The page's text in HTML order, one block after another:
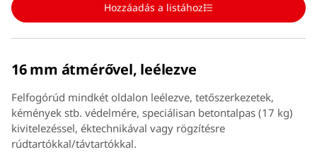
Hozzáadás a listához
16 mm átmérővel, leélezve
Felfogórúd mindkét oldalon leélezve, tetőszerkezetek,
kémények stb. védelmére, speciálisan betontalpas (17 kg)
kivitelezéssel, éktechnikával vagy rögzítésre
rúdtartókkal/távtartókkal.